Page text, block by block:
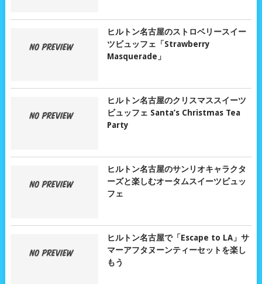
ヒルトン名古屋のストロベリースイー
ツビュッフェ「Strawberry
Masquerade」
ヒルトン名古屋のクリスマススイーツ
ビュッフェ Santa’s Christmas Tea
Party
ヒルトン名古屋のサンリオキャラクタ
ーズと楽しむオータムスイーツビュッ
フェ
ヒルトン名古屋で「Escape to LA」サ
マーアフタヌーンティーセットを楽し
もう